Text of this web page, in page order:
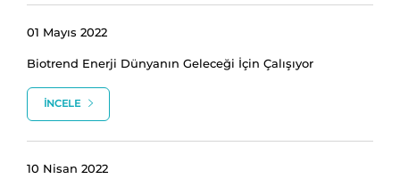
01 Mayıs 2022
Biotrend Enerji Dünyanın Geleceği İçin Çalışıyor
İNCELE
10 Nisan 2022